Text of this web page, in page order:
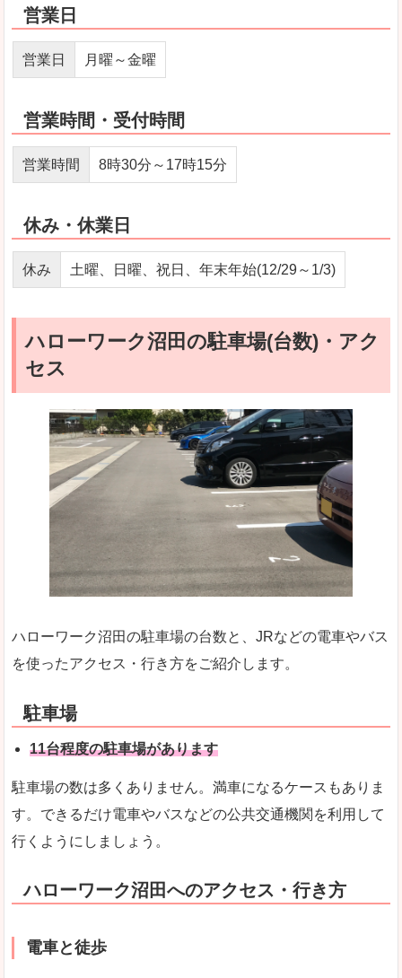
営業日
営業日 月曜～金曜
営業時間・受付時間
営業時間 8時30分～17時15分
休み・休業日
休み 土曜、日曜、祝日、年末年始(12/29～1/3)
ハローワーク沼田の駐車場(台数)・アク
セス
ハローワーク沼田の駐車場の台数と、JRなどの電車やバス
を使ったアクセス・行き方をご紹介します。
駐車場
11台程度の駐車場があります
駐車場の数は多くありません。満車になるケースもありま
す。できるだけ電車やバスなどの公共交通機関を利用して
行くようにしましょう。
ハローワーク沼田へのアクセス・行き方
電車と徒歩